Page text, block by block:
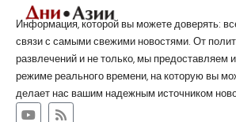
Информация, которой вы можете доверять:
связи с самыми свежими новостями. От
развлечений и не только, мы
режиме реального времени, на которую вы
делает нас вашим надежным источником